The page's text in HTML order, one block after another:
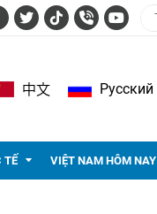
中文 Pусский
TẾ VIỆT NAM HÔM NAY